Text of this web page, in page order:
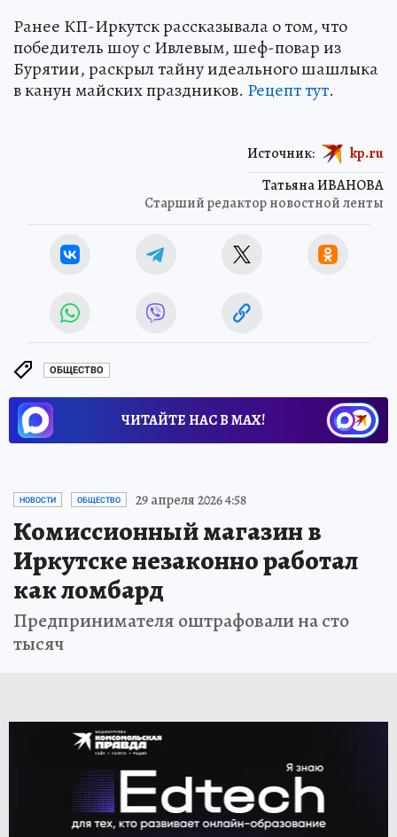
Ранее КП-Иркутск рассказывала о том, что
победитель шоу с Ивлевым, шеф-повар из
Бурятии, раскрыл тайну идеального шашлыка
в канун майских праздников. Рецепт тут.
Татьяна ИВАНОВА
Старший редактор новостной ленты
Источник: kp.ru
ОБЩЕСТВО
ЧИТАЙТЕ НАС В МАХ!
НОВОСТИ ОБЩЕСТВО 29 апреля 2026 4:58
Комиссионный магазин в
Иркутске незаконно работал
как ломбард
Предпринимателя оштрафовали на сто
тысяч